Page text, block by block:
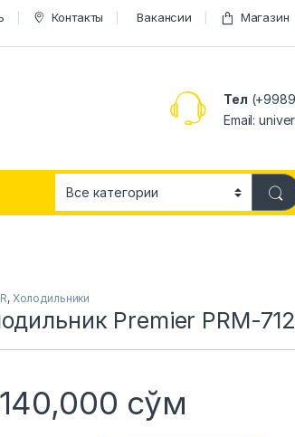
Контакты Вакансии Магазин
Тел
Email:
, Холодильники
Premier PRM-
сўм